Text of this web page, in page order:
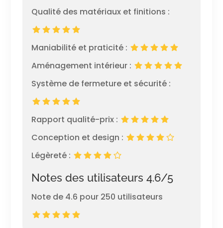
Qualité des matériaux et finitions :
Maniabilité et praticité :
Aménagement intérieur :
Système de fermeture et sécurité :
Rapport qualité-prix :
Conception et design :
Légèreté :
Notes des utilisateurs 4.6/5
Note de 4.6 pour 250 utilisateurs